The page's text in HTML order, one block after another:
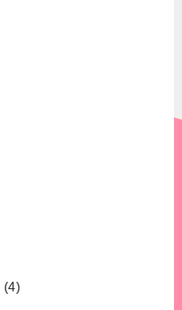
(4)